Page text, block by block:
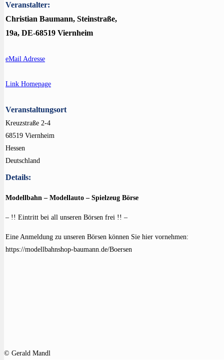
Veranstalter:
Christian Baumann, Steinstraße,
19a, DE-68519 Viernheim
eMail Adresse
Link Homepage
Veranstaltungsort
Kreuzstraße 2-4
68519 Viernheim
Hessen
Deutschland
Details:
Modellbahn – Modellauto – Spielzeug Börse
– !! Eintritt bei all unseren Börsen frei !! –
Eine Anmeldung zu unseren Börsen können Sie hier vornehmen:
https://modellbahnshop-baumann.de/Boersen
© Gerald Mandl